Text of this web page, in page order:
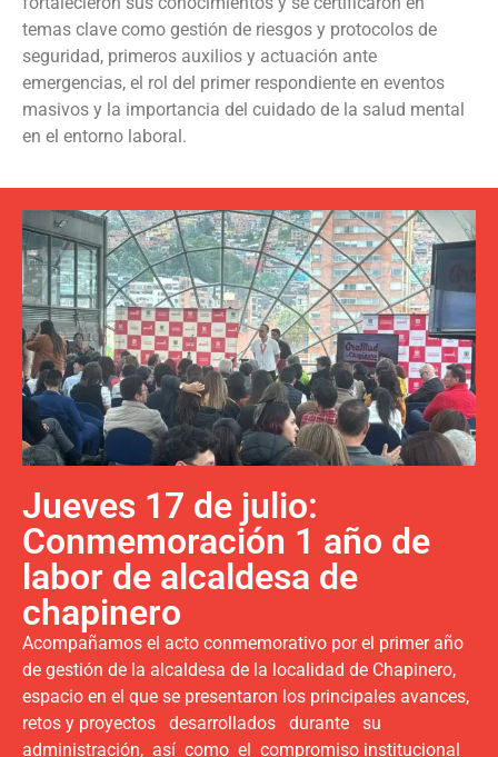
temas clave como gestión de riesgos y protocolos de
seguridad, primeros auxilios y actuación ante
emergencias, el rol del primer respondiente en eventos
masivos y la importancia del cuidado de la salud mental
en el entorno laboral.
Jueves 17 de julio:
Conmemoración 1 año de
labor de alcaldesa de
chapinero
Acompañamos el acto conmemorativo por el primer año
de gestión de la alcaldesa de la localidad de Chapinero,
espacio en el que se presentaron los principales avances,
retos y proyectos desarrollados durante su
administración, así como el compromiso institucional